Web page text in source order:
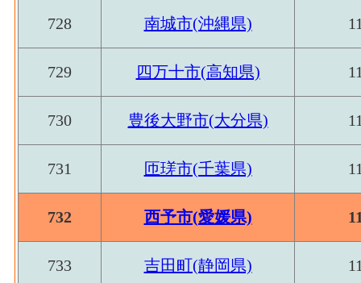
汎用機械･従業者数
(2016)
生産用機械･事業所数
(2016)
電子部品･事業所数
(2016)
電子部品･従業者数
(2016)
造業 の従業者10人以上事業所における有
パルプ紙･事業所数(2016)：パルプ・紙・
う工場、製作所、製造所あるいは加工所の
パルプ紙･従業者数[人](2016)：パルプ・紙
事業主及び無給家族従業者、常用労働者の
パルプ紙･現金給与総額[百万円](2016)：パ
の'事業に従事する者の人件費及び派遣受
の支払額
パルプ紙･原材料、燃料、電力使用等額[百
紙加工品製造業 の燃料費と電力も含む年
パルプ紙･製造品出荷額等[百万円](2016)
728 南城市(沖縄県)
729 四万十市(高知県)
730 豊後大野市(大分県)
731 匝瑳市(千葉県)
732 西予市(愛媛県)
733 吉田町(静岡県)